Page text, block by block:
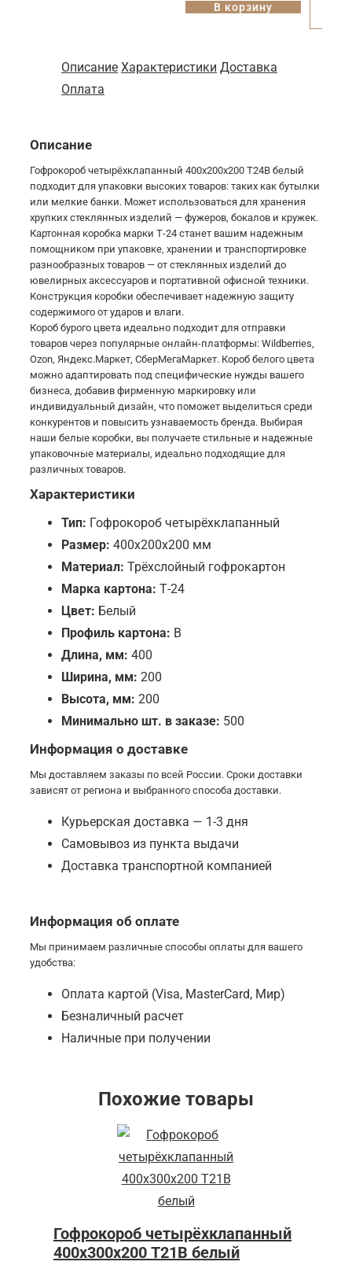
В корзину
Описание Характеристики Доставка
Оплата
Описание
Гофрокороб четырёхклапанный 400х200х200 Т24В белый
подходит для упаковки высоких товаров: таких как бутылки
или мелкие банки. Может использоваться для хранения
хрупких стеклянных изделий — фужеров, бокалов и кружек.
Картонная коробка марки Т-24 станет вашим надежным
помощником при упаковке, хранении и транспортировке
разнообразных товаров — от стеклянных изделий до
ювелирных аксессуаров и портативной офисной техники.
Конструкция коробки обеспечивает надежную защиту
содержимого от ударов и влаги.
Короб бурого цвета идеально подходит для отправки
товаров через популярные онлайн-платформы: Wildberries,
Ozon, Яндекс.Маркет, СберМегаМаркет. Короб белого цвета
можно адаптировать под специфические нужды вашего
бизнеса, добавив фирменную маркировку или
индивидуальный дизайн, что поможет выделиться среди
конкурентов и повысить узнаваемость бренда. Выбирая
наши белые коробки, вы получаете стильные и надежные
упаковочные материалы, идеально подходящие для
различных товаров.
Характеристики
Тип: Гофрокороб четырёхклапанный
Размер: 400х200х200 мм
Материал: Трёхслойный гофрокартон
Марка картона: Т-24
Цвет: Белый
Профиль картона: B
Длина, мм: 400
Ширина, мм: 200
Высота, мм: 200
Минимально шт. в заказе: 500
Информация о доставке
Мы доставляем заказы по всей России. Сроки доставки
зависят от региона и выбранного способа доставки.
Курьерская доставка — 1-3 дня
Самовывоз из пункта выдачи
Доставка транспортной компанией
Информация об оплате
Мы принимаем различные способы оплаты для вашего
удобства:
Оплата картой (Visa, MasterCard, Мир)
Безналичный расчет
Наличные при получении
Похожие товары
Гофрокороб четырёхклапанный
400х300х200 Т21В белый